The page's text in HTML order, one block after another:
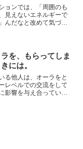
ョンでは、「周囲のも
見えないエネルギーで
んだなと改めて気づか
を、もらってしま
には。
る他人は、オーラをと
レベルでの交流をして
影響を与え合っている